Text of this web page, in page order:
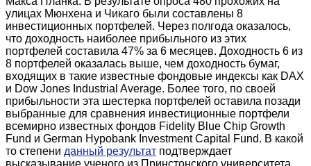
улицах Мюнхена и Чикаго были составлены 8
инвестиционных портфелей. Через полгода оказалось,
что доходность наиболее прибыльного из этих
портфелей составила 47% за 6 месяцев. Доходность 6 из
8 портфелей оказалась выше, чем доходность бумаг,
входящих в такие известные фондовые индексы как DAX
и Dow Jones Industrial Average. Более того, по своей
прибыльности эта шестерка портфелей оставила позади
выбранные для сравнения инвестиционные портфели
всемирно известных фондов Fidelity Blue Chip Growth
Fund и German Hypobank Investment Capital Fund. В какой
то степени данный результат подтверждает
высказывание ученого из Принстонского университета